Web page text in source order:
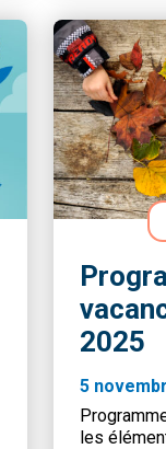
sexe, de
2025
5
les